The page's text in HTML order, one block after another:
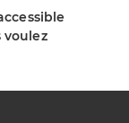
voulez